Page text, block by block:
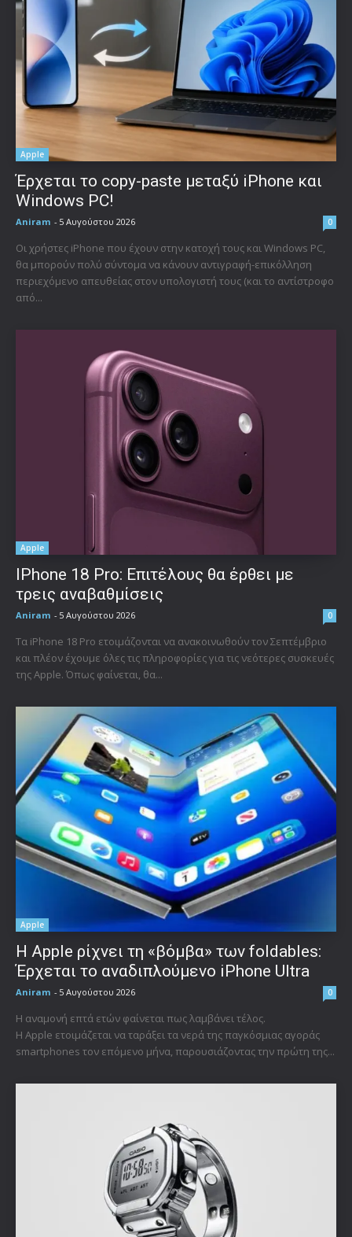
Apple
Έρχεται το copy-paste μεταξύ iPhone και
Windows PC!
Aniram - 5 Αυγούστου 2026 0
Οι χρήστες iPhone που έχουν στην κατοχή τους και Windows PC,
θα μπορούν πολύ σύντομα να κάνουν αντιγραφή-επικόλληση
περιεχόμενο απευθείας στον υπολογιστή τους (και το αντίστροφο
από...
Apple
IPhone 18 Pro: Επιτέλους θα έρθει με
τρεις αναβαθμίσεις
Aniram - 5 Αυγούστου 2026 0
Τα iPhone 18 Pro ετοιμάζονται να ανακοινωθούν τον Σεπτέμβριο
και πλέον έχουμε όλες τις πληροφορίες για τις νεότερες συσκευές
της Apple. Όπως φαίνεται, θα...
Apple
Η Apple ρίχνει τη «βόμβα» των foldables:
Έρχεται το αναδιπλούμενο iPhone Ultra
Aniram - 5 Αυγούστου 2026 0
Η αναμονή επτά ετών φαίνεται πως λαμβάνει τέλος.
Η Apple ετοιμάζεται να ταράξει τα νερά της παγκόσμιας αγοράς
smartphones τον επόμενο μήνα, παρουσιάζοντας την πρώτη της...